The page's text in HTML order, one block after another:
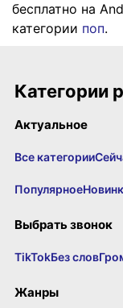
бесплатно на
категории поп.
Категории
Актуальное
Все категории
Популярное
Выбрать звонок
TikTokБез слов
Жанры